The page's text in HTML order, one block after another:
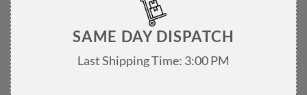
SAME DAY DISPATCH
Last Shipping Time: 3:00 PM